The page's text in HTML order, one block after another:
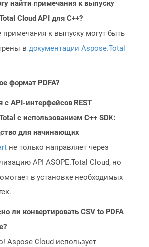
найти примечания к выпуску
Cloud API для C++?
к выпуску могут быть
в документации Aspose.Total
формат PDFA?
с API-интерфейсов REST
с использованием C++ SDK:
для начинающих
не только направляет через
API ASOPE.Total Cloud, но
в установке необходимых
ли конвертировать CSV to PDFA
Aspose Cloud использует